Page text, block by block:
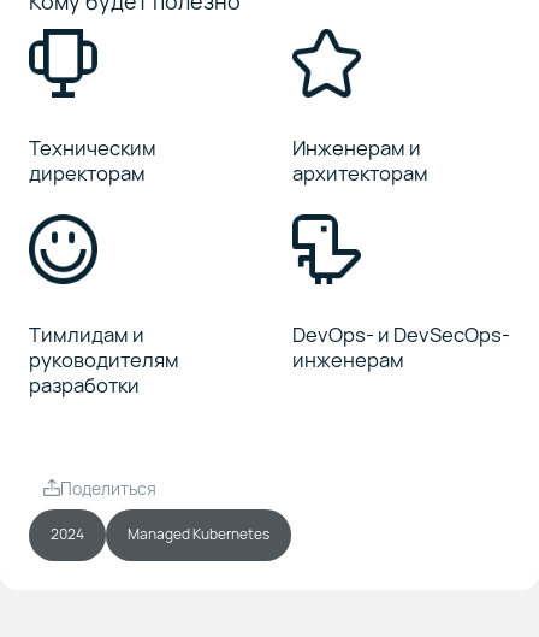
Техническим
директорам
Инженерам и
архитекторам
Тимлидам и
руководителям
разработки
DevOps- и DevSecOps-
инженерам
Поделиться
2024 Managed Kubernetes